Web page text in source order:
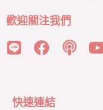
歡迎關注我們
快速連結